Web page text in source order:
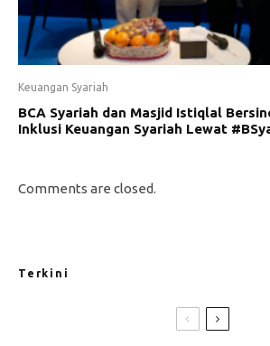
Keuangan Syariah
BCA Syariah dan Masjid Istiqlal
Inklusi Keuangan Syariah Lewat
Comments are closed.
Terkini